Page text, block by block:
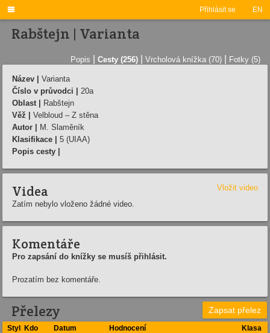
Přihlásit se EN

Rabštejn | Varianta
Popis Cesty (256) Vrcholová knížka (70) Fotky (5)
Název |
Varianta
Číslo v průvodci |
20a
Oblast |
Rabštejn
Věž |
Velbloud – Z stěna
Autor |
M. Slaměník
Klasifikace |
5 (UIAA)
Popis cesty |
Videa
Vložit video
Zatím nebylo vloženo žádné video.
Komentáře
Pro zapsání do knížky se musíš přihlásit.
Prozatím bez komentáře.
Přelezy Zapsat přelez
Styl Kdo Datum Hodnocení Klasa